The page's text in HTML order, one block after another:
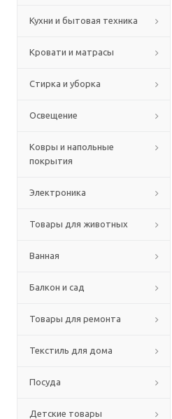
Кухни и бытовая техника
Кровати и матрасы
Стирка и уборка
Освещение
Ковры и напольные
покрытия
Электроника
Товары для животных
Ванная
Балкон и сад
Товары для ремонта
Текстиль для дома
Посуда
Детские товары